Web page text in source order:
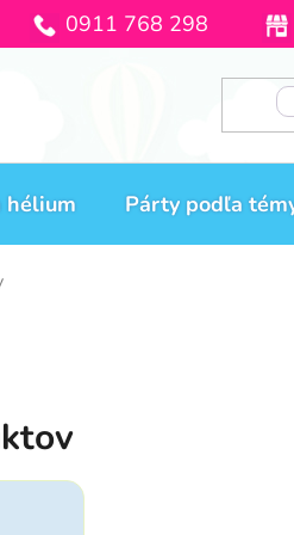
0911 768 298
hélium Párty podľa